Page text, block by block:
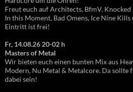
Freut euch auf Architects, BfmV, Knocked
In this Moment, Bad Omens, Ice Nine Kills
Eintritt ist frei!
Fr, 14.08.26 20-02 h
Masters of Metal
Wir bieten euch einen bunten Mix aus
Modern, Nu Metal & Metalcore. Da sollte
dabei sein!